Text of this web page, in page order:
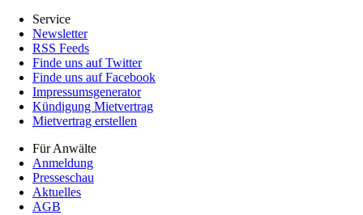
Service
Newsletter
RSS Feeds
Finde uns auf Twitter
Finde uns auf Facebook
Impressumsgenerator
Kündigung Mietvertrag
Mietvertrag erstellen
Für Anwälte
Anmeldung
Presseschau
Aktuelles
AGB